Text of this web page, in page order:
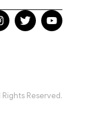
Rights Reserved.